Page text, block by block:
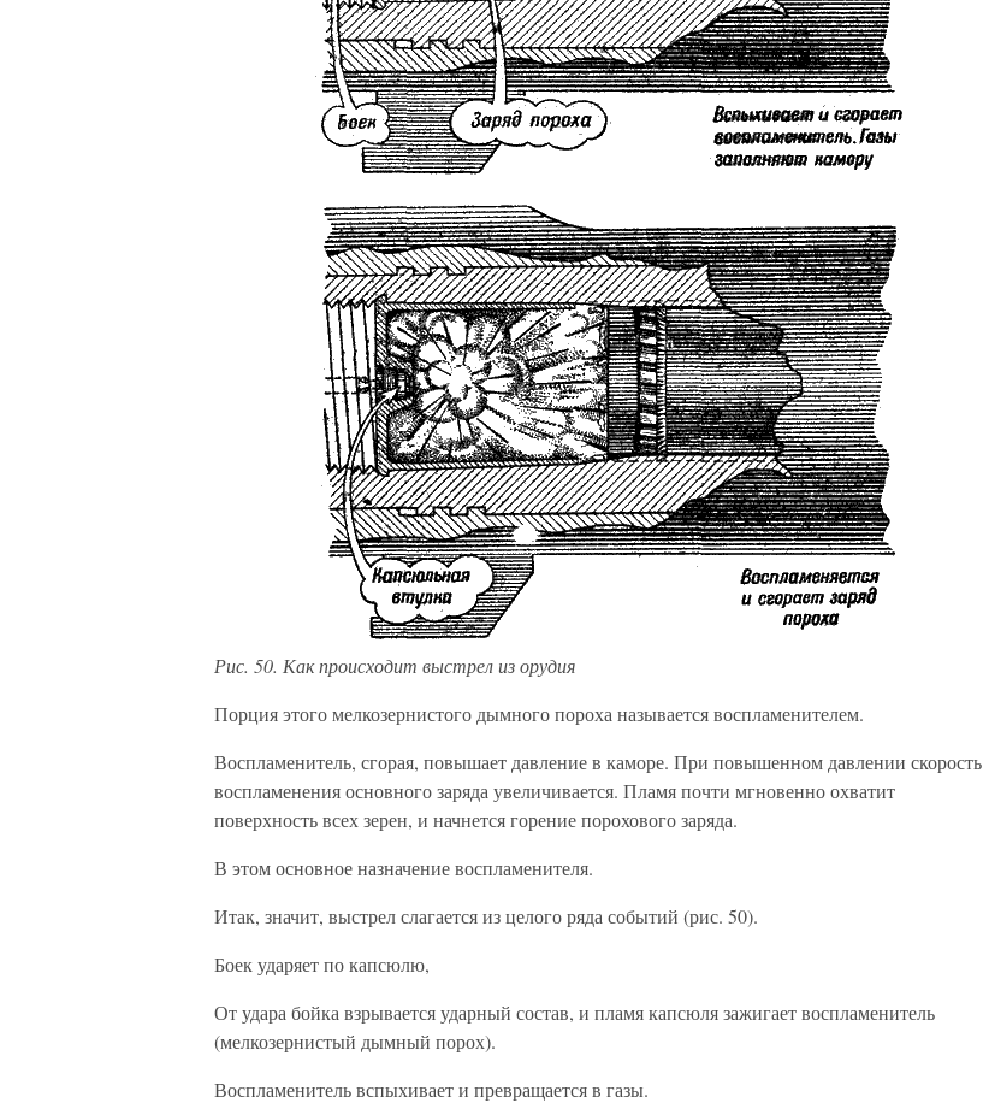
Рис. 50. Как происходит выстрел из орудия
Порция этого мелкозернистого дымного пороха называется воспламенителем.
Воспламенитель, сгорая, повышает давление в каморе. При повышенном давлении скорость
воспламенения основного заряда увеличивается. Пламя почти мгновенно охватит
поверхность всех зерен, и начнется горение порохового заряда.
В этом основное назначение воспламенителя.
Итак, значит, выстрел слагается из целого ряда событий (рис. 50).
Боек ударяет по капсюлю,
От удара бойка взрывается ударный состав, и пламя капсюля зажигает воспламенитель
(мелкозернистый дымный порох).
Воспламенитель вспыхивает и превращается в газы.